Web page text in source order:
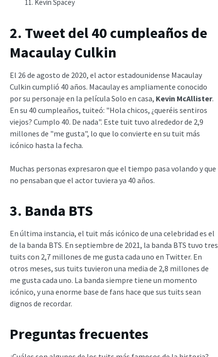
Kevin Spacey
2. Tweet del 40 cumpleaños de
Macaulay Culkin
El 26 de agosto de 2020, el actor estadounidense Macaulay
Culkin cumplió 40 años. Macaulay es ampliamente conocido
por su personaje en la película Solo en casa, Kevin McAllister.
En su 40 cumpleaños, tuiteó: "Hola chicos, ¿queréis sentiros
viejos? Cumplo 40. De nada". Este tuit tuvo alrededor de 2,9
millones de "me gusta", lo que lo convierte en su tuit más
icónico hasta la fecha.
Muchas personas expresaron que el tiempo pasa volando y que
no pensaban que el actor tuviera ya 40 años.
3. Banda BTS
En última instancia, el tuit más icónico de una celebridad es el
de la banda BTS. En septiembre de 2021, la banda BTS tuvo tres
tuits con 2,7 millones de me gusta cada uno en Twitter. En
otros meses, sus tuits tuvieron una media de 2,8 millones de
me gusta cada uno. La banda siempre tiene un momento
icónico, y una enorme base de fans hace que sus tuits sean
dignos de recordar.
Preguntas frecuentes